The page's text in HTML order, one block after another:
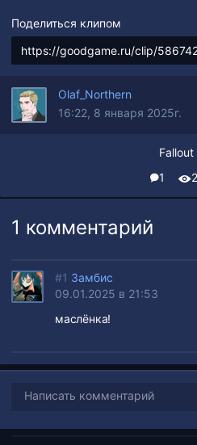
Поделиться клипом
Olaf_Northern
16:22, 8 января 2025г.
Fallout
1
1 комментарий
#1 Замбис
09.01.2025 в 21:53
маслёнка!
Написать комментарий